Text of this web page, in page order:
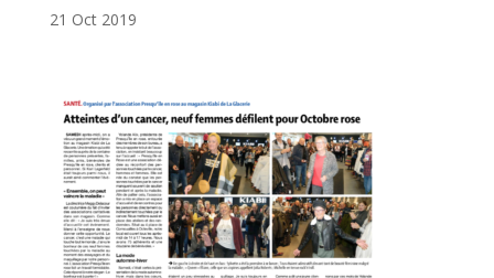
21 Oct 2019